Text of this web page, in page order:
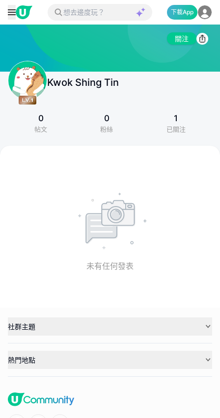
下載App
關注
Kwok Shing Tin
0
帖文
0
粉絲
1
已關注
未有任何發表
社群主題
熱門地點